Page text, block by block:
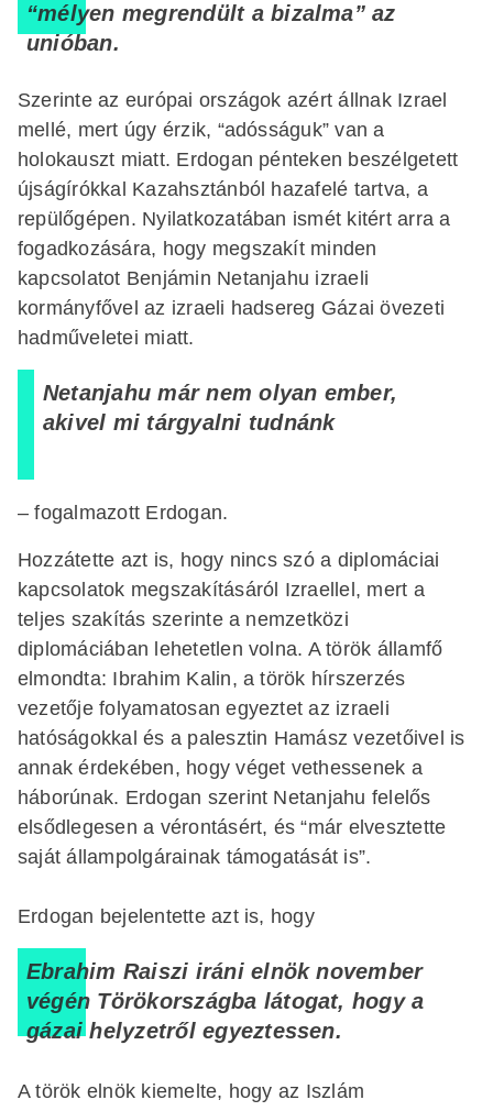
“mélyen megrendült a bizalma” az
unióban.
Szerinte az európai országok azért állnak Izrael
mellé, mert úgy érzik, “adósságuk” van a
holokauszt miatt. Erdogan pénteken beszélgetett
újságírókkal Kazahsztánból hazafelé tartva, a
repülőgépen. Nyilatkozatában ismét kitért arra a
fogadkozására, hogy megszakít minden
kapcsolatot Benjámin Netanjahu izraeli
kormányfővel az izraeli hadsereg Gázai övezeti
hadműveletei miatt.
Netanjahu már nem olyan ember,
akivel mi tárgyalni tudnánk
– fogalmazott Erdogan.
Hozzátette azt is, hogy nincs szó a diplomáciai
kapcsolatok megszakításáról Izraellel, mert a
teljes szakítás szerinte a nemzetközi
diplomáciában lehetetlen volna. A török államfő
elmondta: Ibrahim Kalin, a török hírszerzés
vezetője folyamatosan egyeztet az izraeli
hatóságokkal és a palesztin Hamász vezetőivel is
annak érdekében, hogy véget vethessenek a
háborúnak. Erdogan szerint Netanjahu felelős
elsődlegesen a vérontásért, és “már elvesztette
saját állampolgárainak támogatását is”.
Erdogan bejelentette azt is, hogy
Ebrahim Raiszi iráni elnök november
végén Törökországba látogat, hogy a
gázai helyzetről egyeztessen.
A török elnök kiemelte, hogy az Iszlám